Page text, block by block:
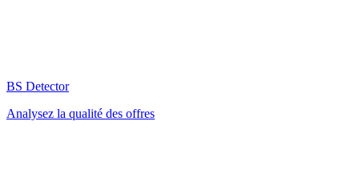
BS Detector
Analysez la qualité des offres